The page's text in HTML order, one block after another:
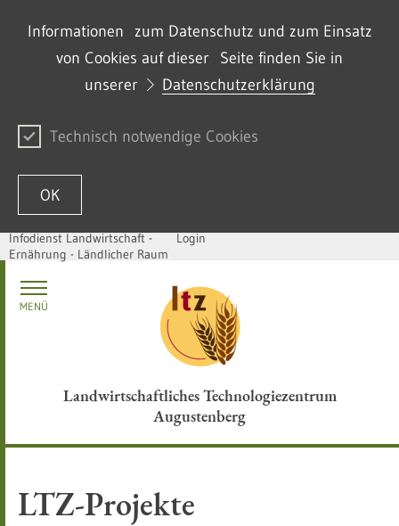
Informationen zum Datenschutz und zum Einsatz
von Cookies auf dieser Seite finden Sie in
unserer
Datenschutzerklärung
Technisch notwendige Cookies
OK
Zum Inhalt springen
Infodienst Landwirtschaft -
Ernährung - Ländlicher Raum
Login
Landwirtschaftliches Technologiezentrum
Augustenberg
MENÜ
LTZ-Projekte